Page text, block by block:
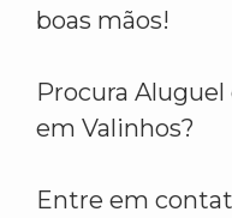
boas mãos!
Procura
em Valinhos?
Entre em